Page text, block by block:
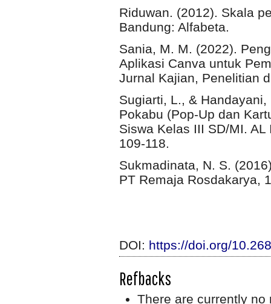
Riduwan. (2012). Skala
Bandung: Alfabeta.
Sania, M. M. (2022).
Aplikasi Canva untuk
Jurnal Kajian, Penelitian
Sugiarti, L., &
Pokabu (Pop-Up dan
Siswa Kelas III SD/MI. AL
109-118.
Sukmadinata, N. S.
PT Remaja Rosdakarya,
DOI: https://doi.org/
Refbacks
There are currently no